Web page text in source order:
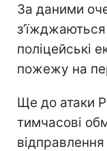
За даними
поліцейські
пожежу на
Ще до атаки
тимчасові
відправлення